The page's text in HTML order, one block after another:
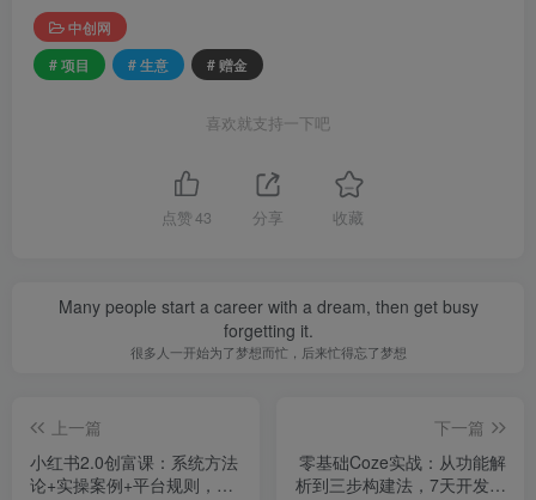
中创网
# 项目
# 生意 # 赠金
喜欢就支持一下吧
点赞 43 分享 收藏
Many people start a career with a dream, then get busy
forgetting it.
很多人一开始为了梦想而忙，后来忙得忘了梦想
上一篇
小红书2.0创富课：系统方法
论+实操案例+平台规则，单
下一篇
零基础Coze实战：从功能解
析到三步构建法，7天开发可